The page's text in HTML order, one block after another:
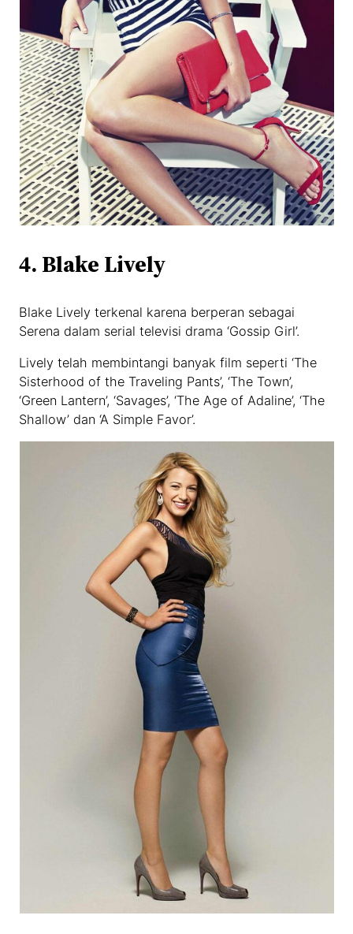
4. Blake Lively
Blake Lively terkenal karena berperan sebagai
Serena dalam serial televisi drama ‘Gossip Girl’.
Lively telah membintangi banyak film seperti ‘The
Sisterhood of the Traveling Pants’, ‘The Town’,
‘Green Lantern’, ‘Savages’, ‘The Age of Adaline’, ‘The
Shallow’ dan ‘A Simple Favor’.